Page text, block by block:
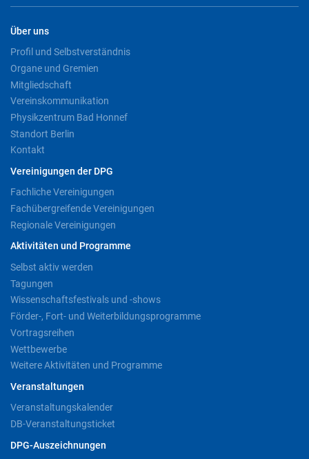
Über uns
Profil und Selbstverständnis
Organe und Gremien
Mitgliedschaft
Vereinskommunikation
Physikzentrum Bad Honnef
Standort Berlin
Kontakt
Vereinigungen der DPG
Fachliche Vereinigungen
Fachübergreifende Vereinigungen
Regionale Vereinigungen
Aktivitäten und Programme
Selbst aktiv werden
Tagungen
Wissenschaftsfestivals und -shows
Förder-, Fort- und Weiterbildungsprogramme
Vortragsreihen
Wettbewerbe
Weitere Aktivitäten und Programme
Veranstaltungen
Veranstaltungskalender
DB-Veranstaltungsticket
DPG-Auszeichnungen